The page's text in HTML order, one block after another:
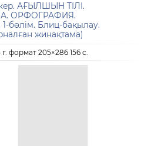
АҒЫЛШЫН ТІЛІ.
ОРФОГРАФИЯ.
Блиц-бақылау.
жинақтама)
г. формат 205×286 156 с.